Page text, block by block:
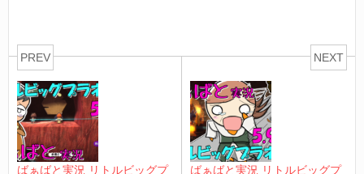
PREV
ばぁばと実況 リトルビッグプ
NEXT
ばぁばと実況 リトルビッグプ